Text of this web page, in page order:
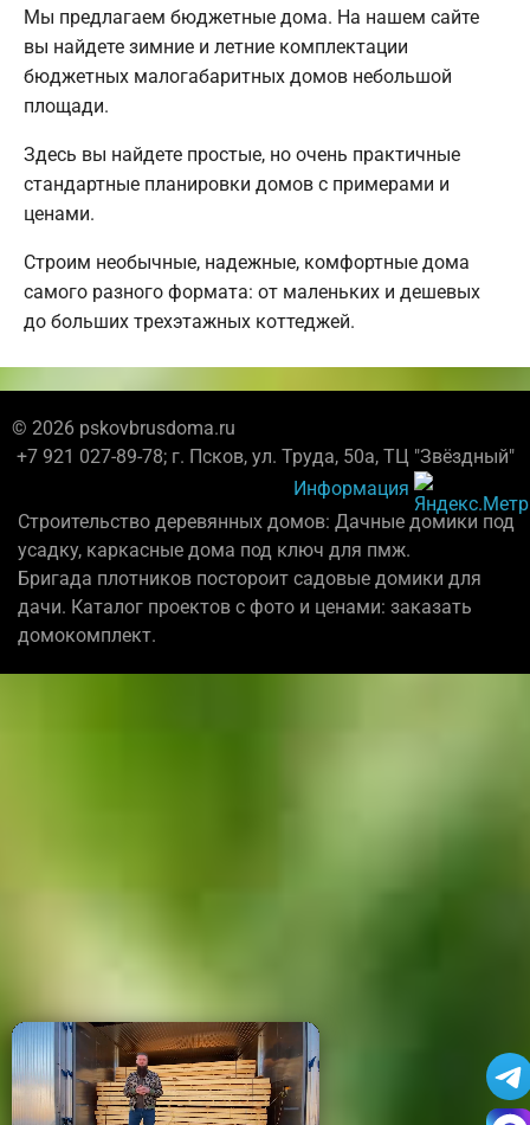
Мы предлагаем бюджетные дома. На нашем сайте
вы найдете зимние и летние комплектации
бюджетных малогабаритных домов небольшой
площади.
Здесь вы найдете простые, но очень практичные
стандартные планировки домов с примерами и
ценами.
Строим необычные, надежные, комфортные дома
самого разного формата: от маленьких и дешевых
до больших трехэтажных коттеджей.
© 2026 pskovbrusdoma.ru
+7 921 027-89-78; г. Псков, ул. Труда, 50а, ТЦ "Звёздный"
Информация
Строительство деревянных домов: Дачные домики под
усадку, каркасные дома под ключ для пмж.
Бригада плотников постороит садовые домики для
дачи. Каталог проектов с фото и ценами: заказать
домокомплект.